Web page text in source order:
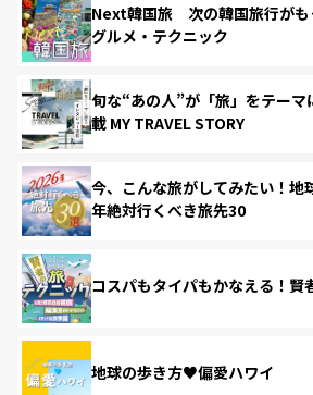
Next韓国旅 次の韓国旅行がも
グルメ・テクニック
旬な“あの人”が「旅」をテー
載 MY TRAVEL STORY
今、こんな旅がしてみたい！地
年絶対行くべき旅先30
コスパもタイパもかなえる！賢
地球の歩き方♥偏愛ハワイ